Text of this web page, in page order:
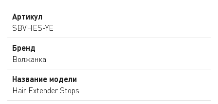
Артикул
SBVHES-YE
Бренд
Волжанка
Название модели
Hair Extender Stops